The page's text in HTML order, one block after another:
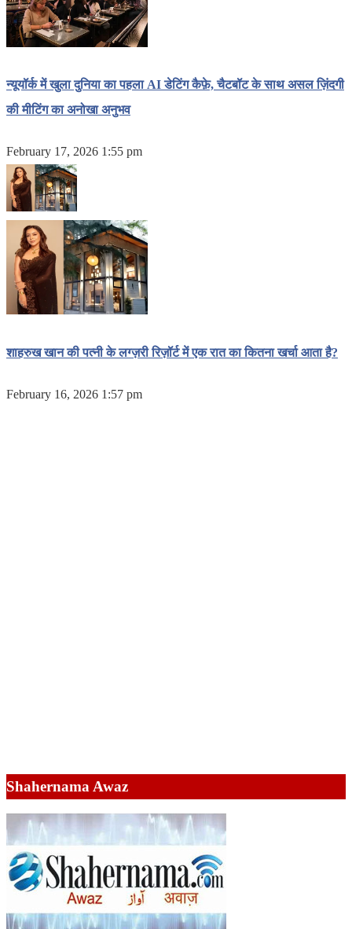
न्यूयॉर्क में खुला दुनिया का पहला AI डेटिंग कैफ़े, चैटबॉट के साथ असल ज़िंदगी
की मीटिंग का अनोखा अनुभव
February 17, 2026 1:55 pm
शाहरुख खान की पत्नी के लग्ज़री रिज़ॉर्ट में एक रात का कितना खर्चा आता है?
February 16, 2026 1:57 pm
Shahernama Awaz